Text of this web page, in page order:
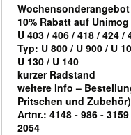
Wochensonderangebot
10% Rabatt auf
U 403 / 406 / 418 / 424 /
Typ: U 800 / U 900 / U
U 130 / U 140
kurzer Radstand
weitere Info –
Pritschen und Zubehör)
Artnr.: 4148 - 986 -
2054